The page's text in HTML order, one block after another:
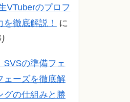
VTuberのプロフ
を徹底解説！
に
SVSの準備フェ
ェーズを徹底解
グの仕組みと勝